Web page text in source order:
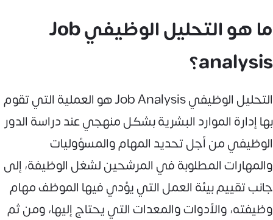
ما هو التحليل الوظيفي Job
analysis؟
التحليل الوظيفي Job Analysis هو العملية التي تقوم
بها إدارة الموارد البشرية بشكل منهجي عند دراسة الدور
الوظيفي من أجل تحديد المهام والمسؤوليات
والمهارات المطلوبة في المرشحين لشغل الوظيفة، إلى
جانب تقييم بيئة العمل التي يؤدي فيها الموظف مهام
وظيفته، والأدوات والمعدات التي يحتاج إليها، ومن ثم